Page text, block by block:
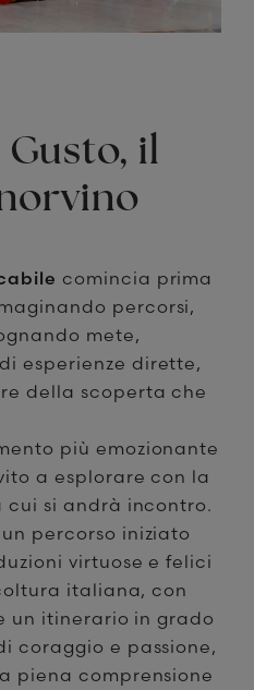
Gusto, il
comincia prima
percorsi,
mete,
esperienze dirette,
della scoperta che
più emozionante
a esplorare con la
cui si andrà incontro.
un percorso iniziato
virtuose e felici
italiana, con
un itinerario in grado
coraggio e passione,
piena comprensione